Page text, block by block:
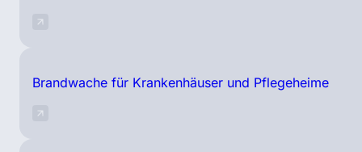
Brandwache für Krankenhäuser und Pflegeheime